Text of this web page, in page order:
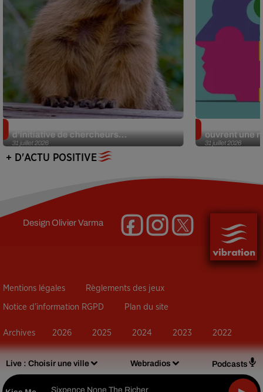
Live : Choisir une ville Webradios Podcasts
Sixpence None The Richer
31 juillet 2026
d’initiative de chercheurs...
31 juillet 2026
ouvrent une
+ D'ACTU POSITIVE
DesignOlivier Varma
Mentions légales Règlements des jeux
Notice d’information RGPD Plan du site
Archives 2026 2025 2024 2023 2022